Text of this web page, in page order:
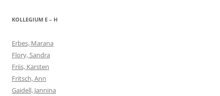
KOLLEGIUM E – H
Erbes, Marana
Flory, Sandra
Friis, Karsten
Fritsch, Ann
Gaidell, Jannina